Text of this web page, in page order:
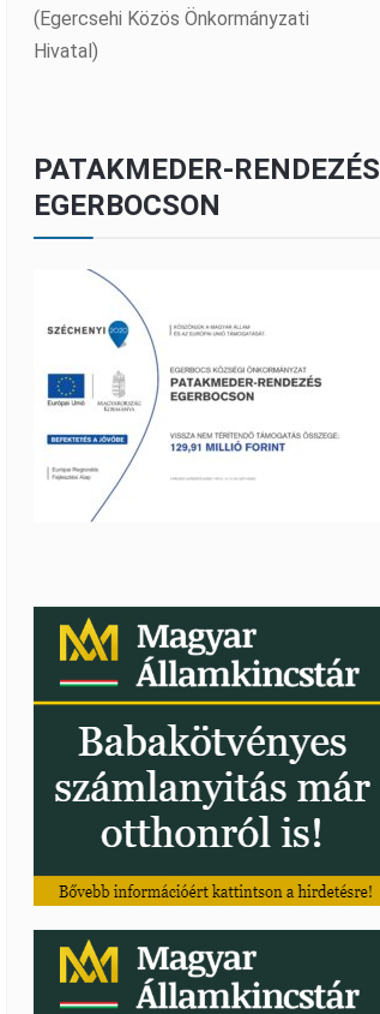
(Egercsehi Közös Önkormányzati
Hivatal)
PATAKMEDER-RENDEZÉS
EGERBOCSON